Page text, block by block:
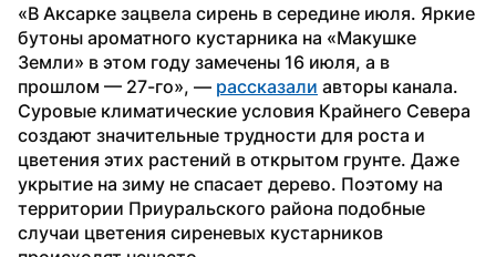
«В Аксарке зацвела сирень в середине июля. Яркие
бутоны ароматного кустарника на «Макушке
Земли» в этом году замечены 16 июля, а в
прошлом — 27-го», — рассказали авторы канала.
Суровые климатические условия Крайнего Севера
создают значительные трудности для роста и
цветения этих растений в открытом грунте. Даже
укрытие на зиму не спасает дерево. Поэтому на
территории Приуральского района подобные
случаи цветения сиреневых кустарников